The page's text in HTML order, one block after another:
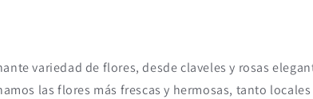
variedad de flores, desde claveles y rosas
las flores más frescas y hermosas, tanto